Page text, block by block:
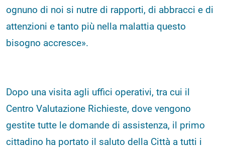
ognuno di noi si nutre di rapporti, di abbracci e di
attenzioni e tanto più nella malattia questo
bisogno accresce».
Dopo una visita agli uffici operativi, tra cui il
Centro Valutazione Richieste, dove vengono
gestite tutte le domande di assistenza, il primo
cittadino ha portato il saluto della Città a tutti i